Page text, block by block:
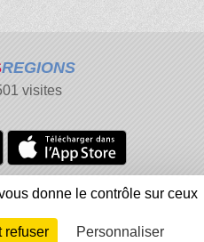
REGIONS
visites
des cookies
un contenu inapproprié
Connexion
donne le contrôle sur ceux
refuser Personnaliser